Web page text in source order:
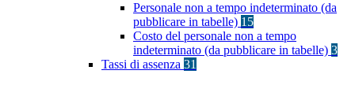
Personale non a tempo indeterminato (da
pubblicare in tabelle) 15
Costo del personale non a tempo
indeterminato (da pubblicare in tabelle) 3
Tassi di assenza 31